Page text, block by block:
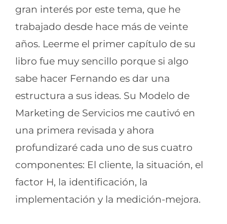
gran interés por este tema, que he
trabajado desde hace más de veinte
años. Leerme el primer capítulo de su
libro fue muy sencillo porque si algo
sabe hacer Fernando es dar una
estructura a sus ideas. Su Modelo de
Marketing de Servicios me cautivó en
una primera revisada y ahora
profundizaré cada uno de sus cuatro
componentes: El cliente, la situación, el
factor H, la identificación, la
implementación y la medición-mejora.